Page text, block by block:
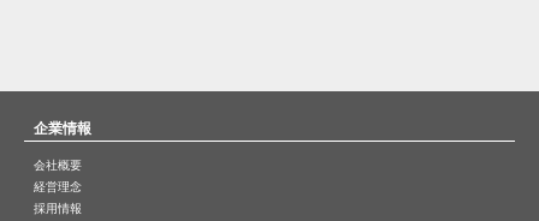
企業情報
会社概要
経営理念
採用情報